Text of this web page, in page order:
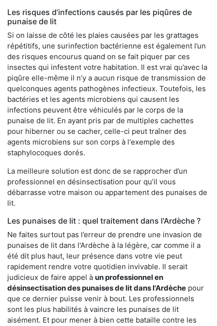
Les risques d’infections causés par les piqûres de
punaise de lit
Si on laisse de côté les plaies causées par les grattages
répétitifs, une surinfection bactérienne est également l’un
des risques encourus quand on se fait piquer par ces
insectes qui infestent votre habitation. Il est vrai qu’avec la
piqûre elle-même il n’y a aucun risque de transmission de
quelconques agents pathogènes infectieux. Toutefois, les
bactéries et les agents microbiens qui causent les
infections peuvent être véhiculés par le corps de la
punaise de lit. En ayant pris par de multiples cachettes
pour hiberner ou se cacher, celle-ci peut traîner des
agents microbiens sur son corps à l'exemple des
staphylocoques dorés.
La meilleure solution est donc de se rapprocher d’un
professionnel en désinsectisation pour qu’il vous
débarrasse votre maison ou appartement des punaises de
lit.
Les punaises de lit : quel traitement dans l'Ardèche ?
Ne faites surtout pas l’erreur de prendre une invasion de
punaises de lit dans l'Ardèche à la légère, car comme il a
été dit plus haut, leur présence dans votre vie peut
rapidement rendre votre quotidien invivable. Il serait
judicieux de faire appel à un professionnel en
désinsectisation des punaises de lit dans l'Ardèche pour
que ce dernier puisse venir à bout. Les professionnels
sont les plus habilités à vaincre les punaises de lit
aisément. Et pour mener à bien cette bataille contre les